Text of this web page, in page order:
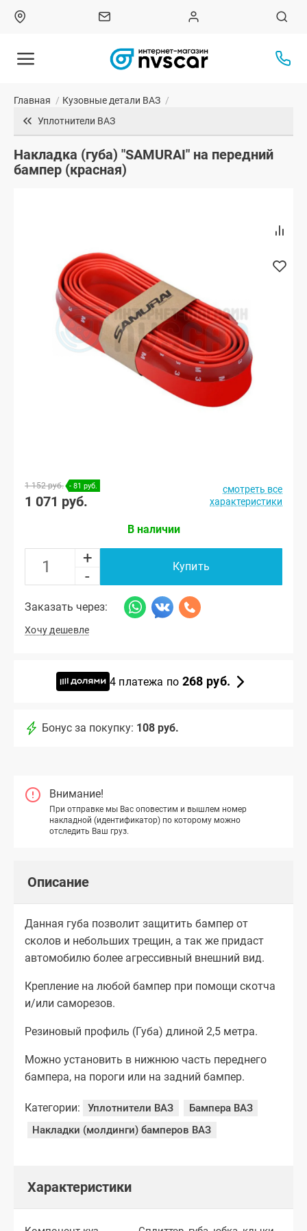
Главная / Кузовные детали ВАЗ /
Уплотнители ВАЗ
Накладка (губа) "SAMURAI" на передний
бампер (красная)
1 152 руб. - 81 руб.
1 071 руб.
смотреть все
характеристики
В наличии
+
-
Купить
Заказать через:
Хочу дешевле
4 платежа по 268 руб.
Бонус за покупку: 108 руб.
Внимание!
При отправке мы Вас оповестим и вышлем номер
накладной (идентификатор) по которому можно
отследить Ваш груз.
Описание
Данная губа позволит защитить бампер от
сколов и небольших трещин, а так же придаст
автомобилю более агрессивный внешний вид.
Крепление на любой бампер при помощи скотча
и/или саморезов.
Резиновый профиль (Губа) длиной 2,5 метра.
Можно установить в нижнюю часть переднего
бампера, на пороги или на задний бампер.
Категории: Уплотнители ВАЗ
Бампера ВАЗ
Накладки (молдинги) бамперов ВАЗ
Характеристики